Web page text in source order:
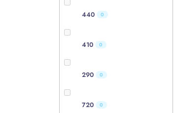
440 0
410 0
290 0
720 0